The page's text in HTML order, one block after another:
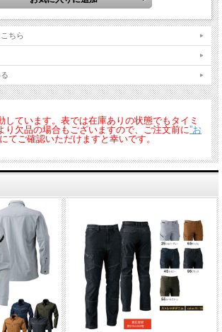
ちら
しています。表では在庫ありの状態でもタイミ
り欠品の場合もございますので、ご注文前に”お
にてご確認いただけますと幸いです。